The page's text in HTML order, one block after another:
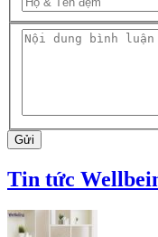
Gửi
Tin tức